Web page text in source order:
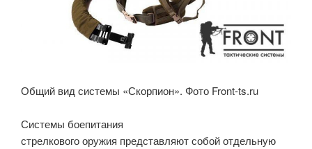
Общий вид системы «Скорпион». Фото Front-ts.ru
Системы боепитания
стрелкового оружия представляют собой отдельную